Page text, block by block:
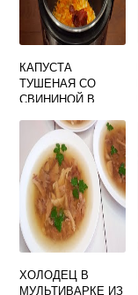
КАПУСТА
ТУШЕНАЯ СО
СВИНИНОЙ В
КАЛОРИЙНОСТЬ
ХОЛОДЕЦ В
МУЛЬТИВАРКЕ ИЗ